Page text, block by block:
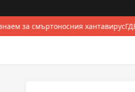
за смъртоносния хантавирус